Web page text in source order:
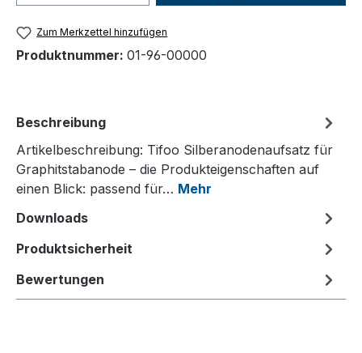
Zum Merkzettel hinzufügen
Produktnummer: 01-96-00000
Beschreibung
Artikelbeschreibung: Tifoo Silberanodenaufsatz für
Graphitstabanode – die Produkteigenschaften auf
einen Blick: passend für… Mehr
Downloads
Produktsicherheit
Bewertungen